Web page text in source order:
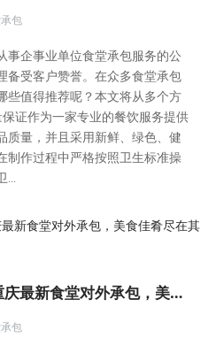
包
事企事业单位食堂承包服务的公
备受客户赞誉。在众多食堂承包
些值得推荐呢？本文将从多个方
证作为一家专业的餐饮服务提供
质量，并且采用新鲜、绿色、健
制作过程中严格按照卫生标准操
...
重庆最新食堂对外承包-重庆最新食堂对外承包，美食佳肴尽在其中
包